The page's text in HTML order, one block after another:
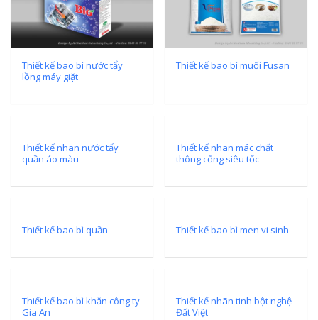
Thiết kế bao bì nước tẩy
lồng máy giặt
Thiết kế bao bì muối Fusan
Thiết kế nhãn nước tẩy
quần áo màu
Thiết kế nhãn mác chất
thông cống siêu tốc
Thiết kế bao bì quần Thiết kế bao bì men vi sinh
Thiết kế bao bì khăn công ty
Gia An
Thiết kế nhãn tinh bột nghệ
Đất Việt